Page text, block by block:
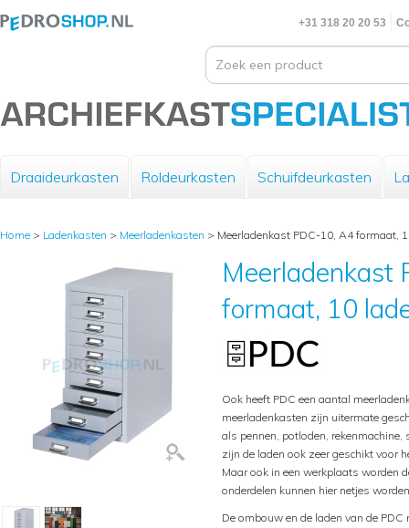
+31 318 20 20 53
Draaideurkasten Roldeurkasten Schuifdeurkasten
Home > Ladenkasten > Meerladenkasten > Meerladenkast PDC-10, A4 formaat,
Meerladenkast
formaat, 10
Ook heeft PDC een aantal
meerladenkasten zijn uitermate
als pennen, potloden,
zijn de laden ook zeer geschikt voor
Maar ook in een werkplaats worden
onderdelen kunnen hier netjes
De ombouw en de laden van de